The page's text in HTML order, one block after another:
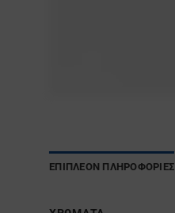
ΕΠΙΠΛΈΟΝ ΠΛΗΡΟΦΟΡΊΕΣ